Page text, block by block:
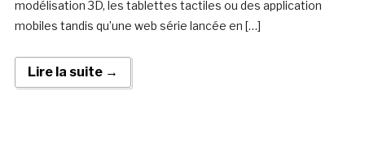
modélisation 3D, les tablettes tactiles ou des application
mobiles tandis qu’une web série lancée en […]
Lire la suite →